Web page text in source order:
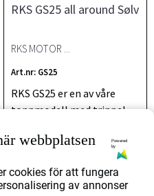
RKS GS25 all around Sølv
RKS MOTOR ...
Art.nr: GS25
RKS GS25 er en av våre
toppmodell med trippel
webbplatsen
Powered
by
cookies för att fungera
av annonser